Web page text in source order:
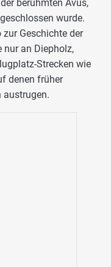
berühmten Avus,
wurde.
Geschichte der
nur an Diepholz,
Strecken wie
denen früher
austrugen.